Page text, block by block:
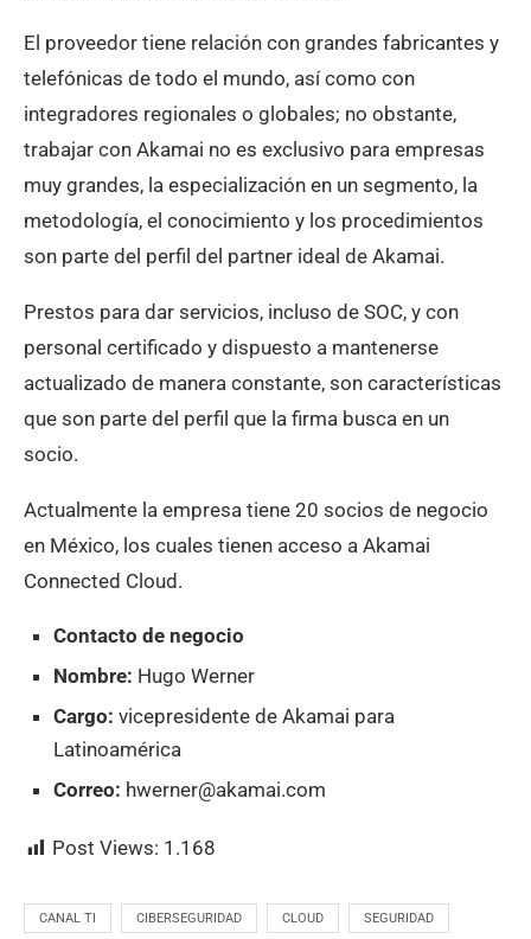
El proveedor tiene relación con grandes fabricantes y
telefónicas de todo el mundo, así como con
integradores regionales o globales; no obstante,
trabajar con Akamai no es exclusivo para empresas
muy grandes, la especialización en un segmento, la
metodología, el conocimiento y los procedimientos
son parte del perfil del partner ideal de Akamai.
Prestos para dar servicios, incluso de SOC, y con
personal certificado y dispuesto a mantenerse
actualizado de manera constante, son características
que son parte del perfil que la firma busca en un
socio.
Actualmente la empresa tiene 20 socios de negocio
en México, los cuales tienen acceso a Akamai
Connected Cloud.
Contacto de negocio
Nombre: Hugo Werner
Cargo: vicepresidente de Akamai para
Latinoamérica
Correo: hwerner@akamai.com
Post Views: 1.168
CANAL TI CIBERSEGURIDAD CLOUD SEGURIDAD